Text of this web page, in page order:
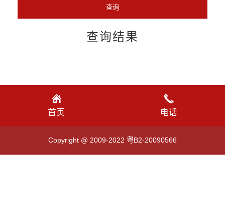
查询结果
首页 电话
Copyright @ 2009-2022 粤B2-20090566